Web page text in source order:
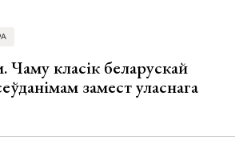
Чаму класік беларускай
замест уласнага